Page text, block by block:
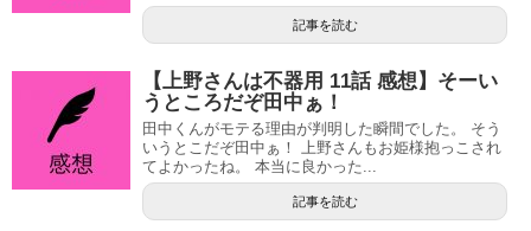
記事を読む
【上野さんは不器用 11話 感想】そーい
うところだぞ田中ぁ！
田中くんがモテる理由が判明した瞬間でした。 そう
いうとこだぞ田中ぁ！ 上野さんもお姫様抱っこされ
てよかったね。 本当に良かった...
記事を読む